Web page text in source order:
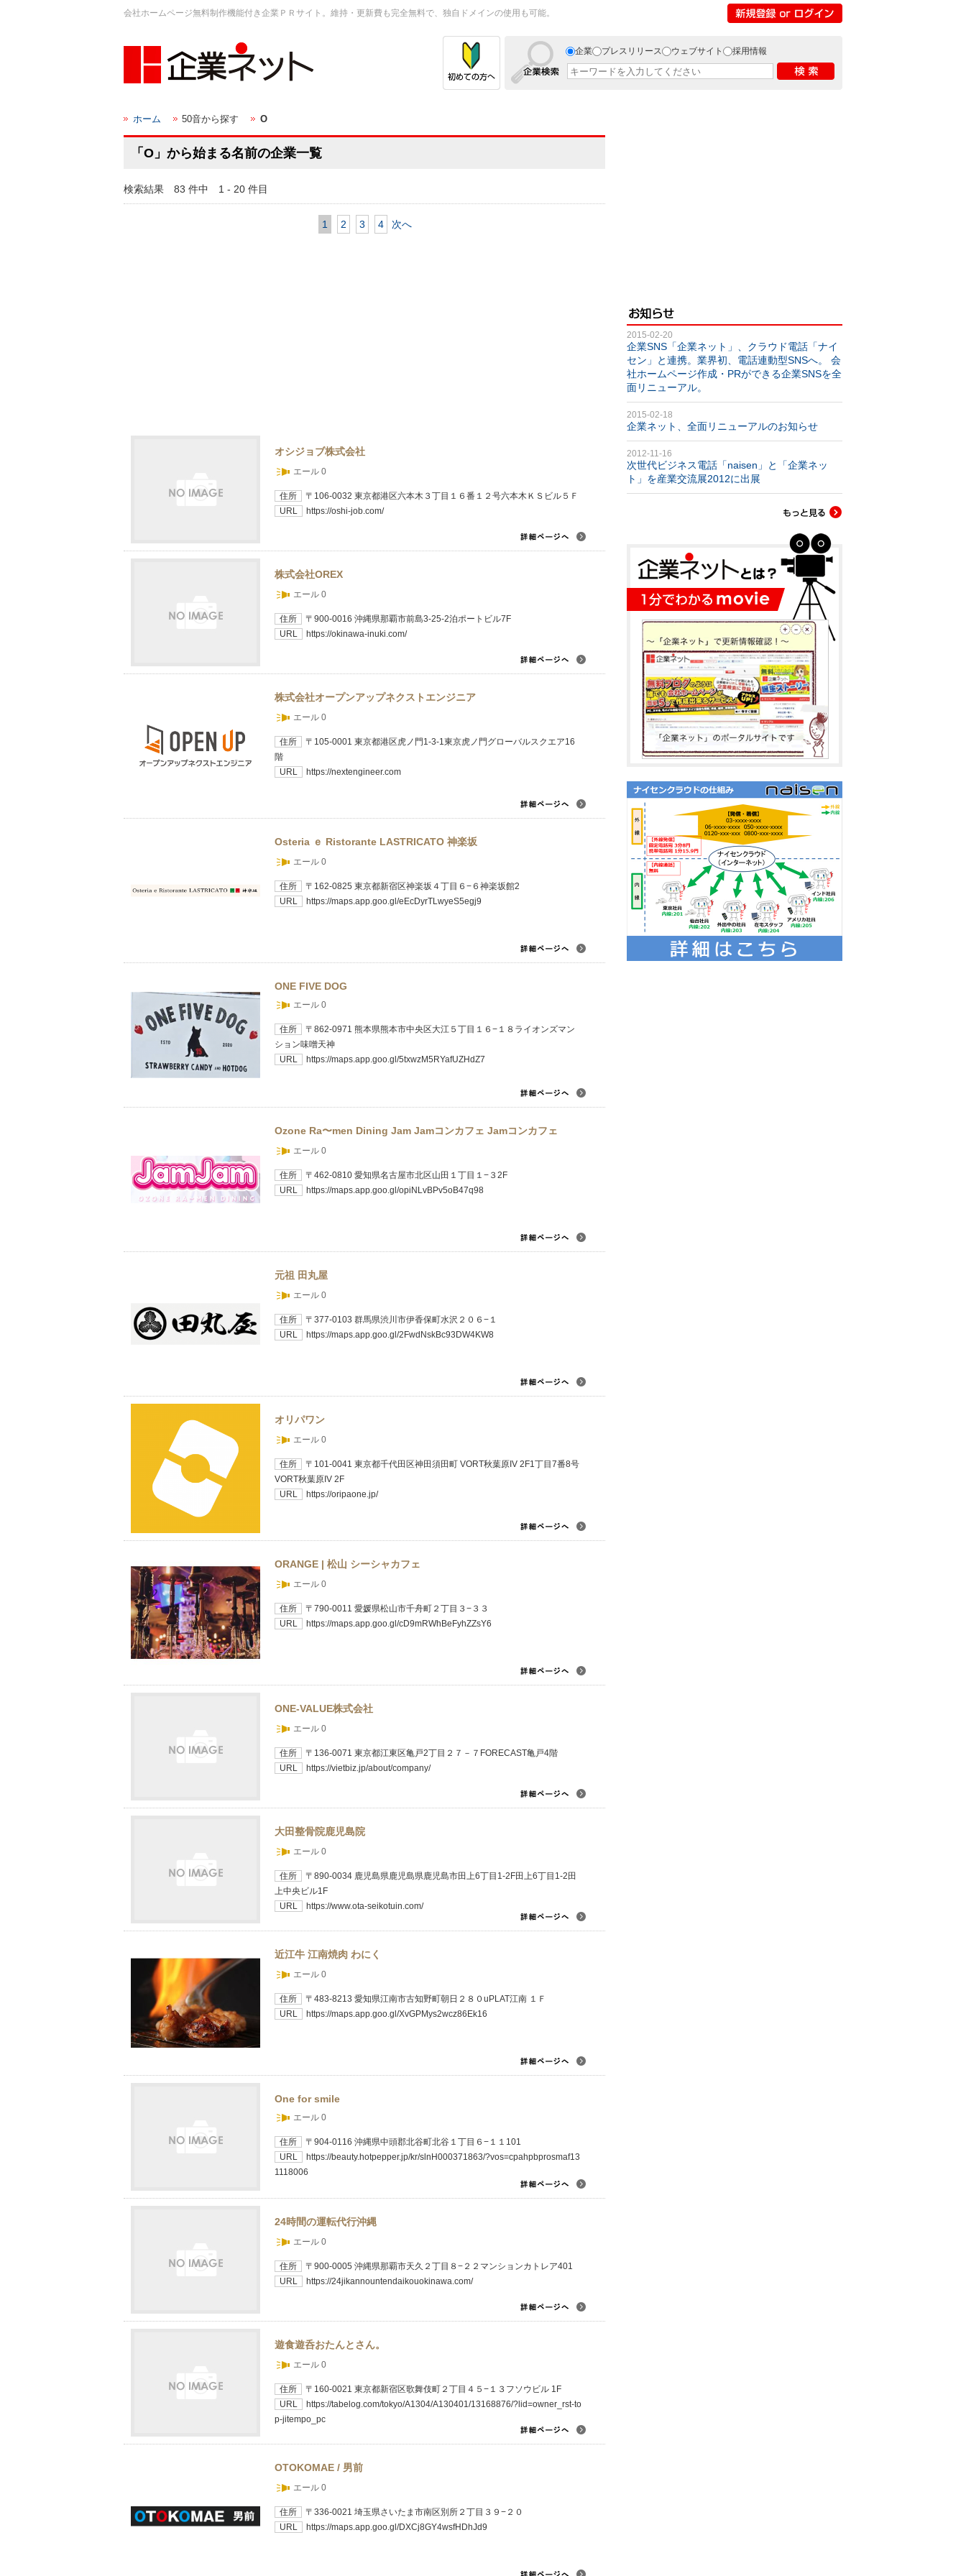
会社ホームページ無料制作機能付き企業ＰＲサイト。維持・更新費も完全無料で、独自ドメインの使用も可能。
企業 プレスリリース ウェブサイト 採用情報
ホーム 50音から探す O
「O」から始まる名前の企業一覧
検索結果 83 件中 1 - 20 件目
1 2 3 4 次へ
オシジョブ株式会社
エール 0
住所
〒106-0032 東京都港区六本木３丁目１６番１２号六本木ＫＳビル５Ｆ
URL
https://oshi-job.com/
株式会社OREX
エール 0
住所
〒900-0016 沖縄県那覇市前島3-25-2泊ポートビル7F
URL
https://okinawa-inuki.com/
株式会社オープンアップネクストエンジニア
エール 0
住所
〒105-0001 東京都港区虎ノ門1-3-1東京虎ノ門グローバルスクエア16
階
URL
https://nextengineer.com
Osteria ｅ Ristorante LASTRICATO 神楽坂
エール 0
住所
〒162-0825 東京都新宿区神楽坂４丁目６−６神楽坂館2
URL
https://maps.app.goo.gl/eEcDyrTLwyeS5egj9
ONE FIVE DOG
エール 0
住所
〒862-0971 熊本県熊本市中央区大江５丁目１６−１８ライオンズマン
ション味噌天神
URL
https://maps.app.goo.gl/5txwzM5RYafUZHdZ7
Ozone Ra〜men Dining Jam Jamコンカフェ Jamコンカフェ
エール 0
住所
〒462-0810 愛知県名古屋市北区山田１丁目１−３2F
URL
https://maps.app.goo.gl/opiNLvBPv5oB47q98
元祖 田丸屋
エール 0
住所
〒377-0103 群馬県渋川市伊香保町水沢２０６−１
URL
https://maps.app.goo.gl/2FwdNskBc93DW4KW8
オリパワン
エール 0
住所
〒101-0041 東京都千代田区神田須田町 VORT秋葉原IV 2F1丁目7番8号
VORT秋葉原IV 2F
URL
https://oripaone.jp/
ORANGE | 松山 シーシャカフェ
エール 0
住所
〒790-0011 愛媛県松山市千舟町２丁目３−３３
URL
https://maps.app.goo.gl/cD9mRWhBeFyhZZsY6
ONE-VALUE株式会社
エール 0
住所
〒136-0071 東京都江東区亀戸2丁目２７－７FORECAST亀戸4階
URL
https://vietbiz.jp/about/company/
大田整骨院鹿児島院
エール 0
住所
〒890-0034 鹿児島県鹿児島県鹿児島市田上6丁目1-2F田上6丁目1-2田
上中央ビル1F
URL
https://www.ota-seikotuin.com/
近江牛 江南焼肉 わにく
エール 0
住所
〒483-8213 愛知県江南市古知野町朝日２８０uPLAT江南 １Ｆ
URL
https://maps.app.goo.gl/XvGPMys2wcz86Ek16
One for smile
エール 0
住所
〒904-0116 沖縄県中頭郡北谷町北谷１丁目６−１１101
URL
https://beauty.hotpepper.jp/kr/slnH000371863/?vos=cpahpbprosmaf13
1118006
24時間の運転代行沖縄
エール 0
住所
〒900-0005 沖縄県那覇市天久２丁目８−２２マンションカトレア401
URL
https://24jikannountendaikouokinawa.com/
遊食遊呑おたんとさん。
エール 0
住所
〒160-0021 東京都新宿区歌舞伎町２丁目４５−１３フソウビル 1F
URL
https://tabelog.com/tokyo/A1304/A130401/13168876/?lid=owner_rst-to
p-jitempo_pc
OTOKOMAE / 男前
エール 0
住所
〒336-0021 埼玉県さいたま市南区別所２丁目３９−２０
URL
https://maps.app.goo.gl/DXCj8GY4wsfHDhJd9
2015-02-20
企業SNS「企業ネット」、クラウド電話「ナイ
セン」と連携。業界初、電話連動型SNSへ。 会
社ホームページ作成・PRができる企業SNSを全
面リニューアル。
2015-02-18
企業ネット、全面リニューアルのお知らせ
2012-11-16
次世代ビジネス電話「naisen」と「企業ネッ
ト」を産業交流展2012に出展